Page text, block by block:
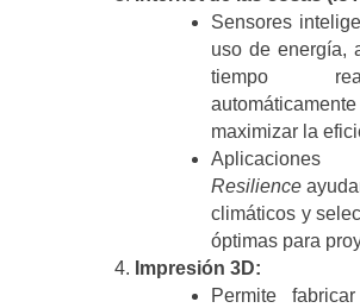
Sensores
uso de energía,
tiempo
maximizar la
Resilience
climáticos y
óptimas para
Impresión 3D:
Permite